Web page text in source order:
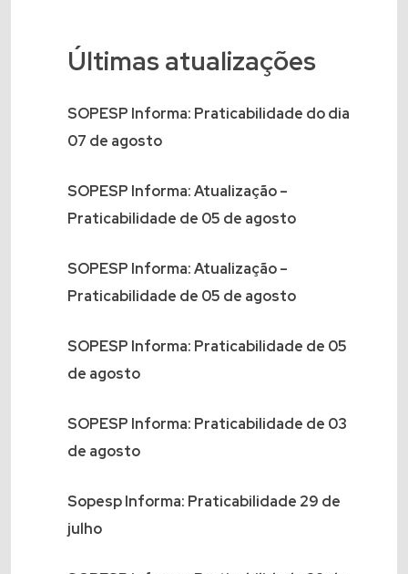
Últimas atualizações
SOPESP Informa: Praticabilidade do dia
07 de agosto
SOPESP Informa: Atualização –
Praticabilidade de 05 de agosto
SOPESP Informa: Atualização –
Praticabilidade de 05 de agosto
SOPESP Informa: Praticabilidade de 05
de agosto
SOPESP Informa: Praticabilidade de 03
de agosto
Sopesp Informa: Praticabilidade 29 de
julho